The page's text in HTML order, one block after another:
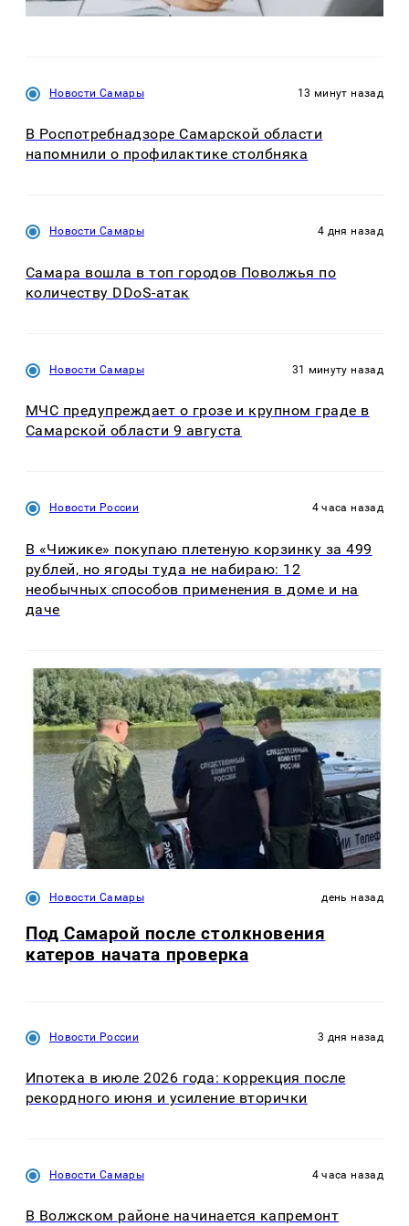
Новости Самары 13 минут назад
В Роспотребнадзоре Самарской области
напомнили о профилактике столбняка
Новости Самары 4 дня назад
Самара вошла в топ городов Поволжья по
количеству DDoS-атак
Новости Самары 31 минуту назад
МЧС предупреждает о грозе и крупном граде в
Самарской области 9 августа
Новости России 4 часа назад
В «Чижике» покупаю плетеную корзинку за 499
рублей, но ягоды туда не набираю: 12
необычных способов применения в доме и на
даче
Новости Самары день назад
Под Самарой после столкновения
катеров начата проверка
Новости России 3 дня назад
Ипотека в июле 2026 года: коррекция после
рекордного июня и усиление вторички
Новости Самары 4 часа назад
В Волжском районе начинается капремонт